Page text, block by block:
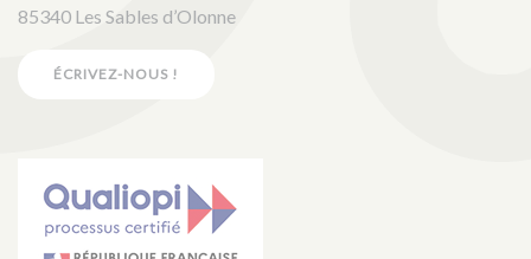
85340 Les Sables d’Olonne
ÉCRIVEZ-NOUS !